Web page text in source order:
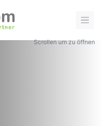
Scrollen um zu öffnen